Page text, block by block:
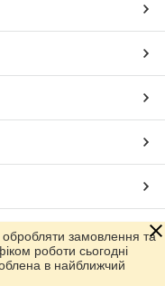
замовлення та
роботи сьогодні
в найближчий